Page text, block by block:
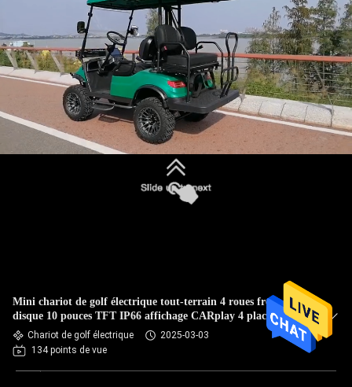
Mini chariot de golf électrique tout-terrain 4 roues frein à
disque 10 pouces TFT IP66 affichage CARplay 4 places
Chariot de golf électrique
2025-03-03
134 points de vue